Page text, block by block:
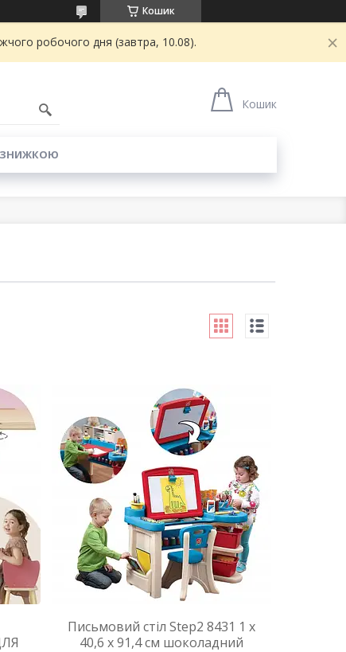
Кошик
робочого дня (завтра, 10.08).
Кошик
ЗНИЖКОЮ
Письмовий стіл Step2 8431 1 x
40,6 x 91,4 см шоколадний